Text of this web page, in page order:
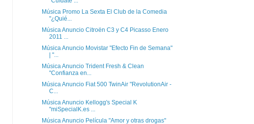
Música Promo La Sexta El Club de la Comedia
"¿Quié...
Música Anuncio Citroën C3 y C4 Picasso Enero
2011 ...
Música Anuncio Movistar "Efecto Fin de Semana"
| "...
Música Anuncio Trident Fresh & Clean
"Confianza en...
Música Anuncio Fiat 500 TwinAir "RevolutionAir -
C...
Música Anuncio Kellogg's Special K
"miSpecialK.es ...
Música Anuncio Película "Amor y otras drogas"